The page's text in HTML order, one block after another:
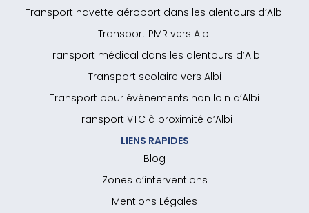
Transport navette aéroport dans les alentours d’Albi
Transport PMR vers Albi
Transport médical dans les alentours d’Albi
Transport scolaire vers Albi
Transport pour événements non loin d’Albi
Transport VTC à proximité d’Albi
LIENS RAPIDES
Blog
Zones d’interventions
Mentions Légales